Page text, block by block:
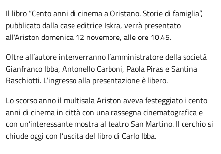
Il libro “Cento anni di cinema a Oristano. Storie di famiglia”,
pubblicato dalla case editrice Iskra, verrà presentato
all’Ariston domenica 12 novembre, alle ore 10.45.
Oltre all’autore interverranno l’amministratore della società
Gianfranco Ibba, Antonello Carboni, Paola Piras e Santina
Raschiotti. L’ingresso alla presentazione è libero.
Lo scorso anno il multisala Ariston aveva festeggiato i cento
anni di cinema in città con una rassegna cinematografica e
con un’interessante mostra al teatro San Martino. Il cerchio si
chiude oggi con l’uscita del libro di Carlo Ibba.